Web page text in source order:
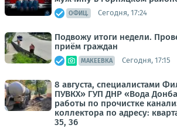
ОФИЦ. Сегодня, 17:24
Подвожу итоги недели.
приём граждан
МАКЕЕВКА Сегодня, 17:15
8 августа, специалистами
ПУВКХ» ГУП ДНР «Вода
работы по прочистке
коллектора по адресу:
35, 36